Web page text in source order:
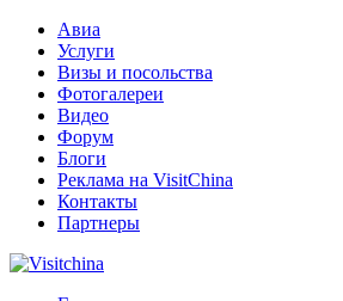
Авиа
Услуги
Визы и посольства
Фотогалереи
Видео
Форум
Блоги
Реклама на VisitChina
Контакты
Партнеры